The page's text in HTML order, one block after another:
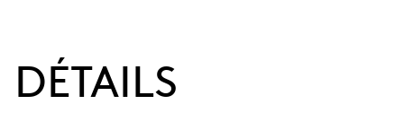
DÉTAILS